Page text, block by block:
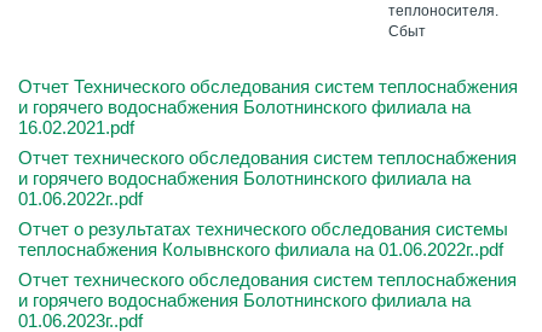
теплоносителя.
Сбыт
Отчет Технического обследования систем теплоснабжения
и горячего водоснабжения Болотнинского филиала на
16.02.2021.pdf
Отчет технического обследования систем теплоснабжения
и горячего водоснабжения Болотнинского филиала на
01.06.2022г..pdf
Отчет о результатах технического обследования системы
теплоснабжения Колывнского филиала на 01.06.2022г..pdf
Отчет технического обследования систем теплоснабжения
и горячего водоснабжения Болотнинского филиала на
01.06.2023г..pdf